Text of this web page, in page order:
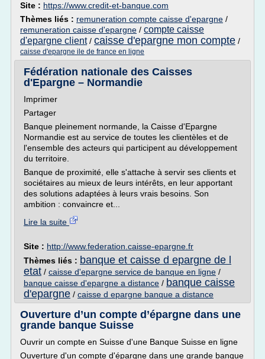
Site : https://www.credit-et-banque.com
Thèmes liés : remuneration compte caisse d'epargne /
remuneration caisse d'epargne / compte caisse
d'epargne client/ caisse d'epargne mon compte /
caisse d'epargne ile de france en ligne
Fédération nationale des Caisses
d'Epargne – Normandie
Imprimer
Partager
Banque pleinement normande, la Caisse d'Epargne
Normandie est au service de toutes les clientèles et de
l'ensemble des acteurs qui participent au développement
du territoire.
Banque de proximité, elle s'attache à servir ses clients et
sociétaires au mieux de leurs intérêts, en leur apportant
des solutions adaptées à leurs vrais besoins. Son
ambition : convaincre et...
Lire la suite
Site : http://www.federation.caisse-epargne.fr
Thèmes liés : banque et caisse d epargne de l
etat / caisse d'epargne service de banque en ligne /
banque caisse d'epargne a distance / banque caisse
d'epargne / caisse d epargne banque a distance
Ouverture d’un compte d’épargne dans une
grande banque Suisse
Ouvrir un compte en Suisse d'une Banque Suisse en ligne
Ouverture d'un compte d'épargne dans une grande banque